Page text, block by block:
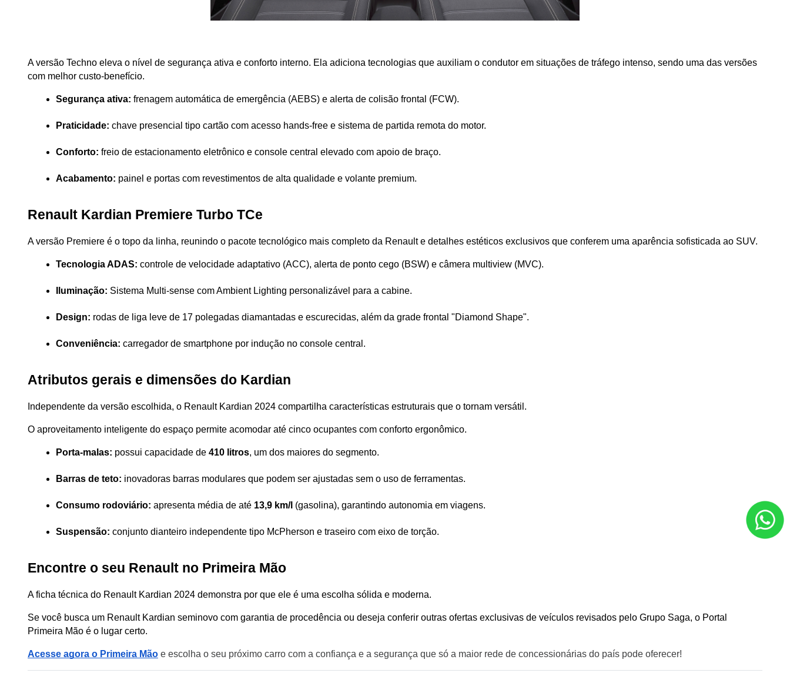
A versão Techno eleva o nível de segurança ativa e conforto interno. Ela adiciona tecnologias que auxiliam o condutor em situações de tráfego intenso, sendo uma das versões
com melhor custo-benefício.
Segurança ativa: frenagem automática de emergência (AEBS) e alerta de colisão frontal (FCW).
Praticidade: chave presencial tipo cartão com acesso hands-free e sistema de partida remota do motor.
Conforto: freio de estacionamento eletrônico e console central elevado com apoio de braço.
Acabamento: painel e portas com revestimentos de alta qualidade e volante premium.
Renault Kardian Premiere Turbo TCe
A versão Premiere é o topo da linha, reunindo o pacote tecnológico mais completo da Renault e detalhes estéticos exclusivos que conferem uma aparência sofisticada ao SUV.
Tecnologia ADAS: controle de velocidade adaptativo (ACC), alerta de ponto cego (BSW) e câmera multiview (MVC).
Iluminação: Sistema Multi-sense com Ambient Lighting personalizável para a cabine.
Design: rodas de liga leve de 17 polegadas diamantadas e escurecidas, além da grade frontal "Diamond Shape".
Conveniência: carregador de smartphone por indução no console central.
Atributos gerais e dimensões do Kardian
Independente da versão escolhida, o Renault Kardian 2024 compartilha características estruturais que o tornam versátil.
O aproveitamento inteligente do espaço permite acomodar até cinco ocupantes com conforto ergonômico.
Porta-malas: possui capacidade de 410 litros, um dos maiores do segmento.
Barras de teto: inovadoras barras modulares que podem ser ajustadas sem o uso de ferramentas.
Consumo rodoviário: apresenta média de até 13,9 km/l (gasolina), garantindo autonomia em viagens.
Suspensão: conjunto dianteiro independente tipo McPherson e traseiro com eixo de torção.
Encontre o seu Renault no Primeira Mão
A ficha técnica do Renault Kardian 2024 demonstra por que ele é uma escolha sólida e moderna.
Se você busca um Renault Kardian seminovo com garantia de procedência ou deseja conferir outras ofertas exclusivas de veículos revisados pelo Grupo Saga, o Portal
Primeira Mão é o lugar certo.
Acesse agora o Primeira Mão e escolha o seu próximo carro com a confiança e a segurança que só a maior rede de concessionárias do país pode oferecer!